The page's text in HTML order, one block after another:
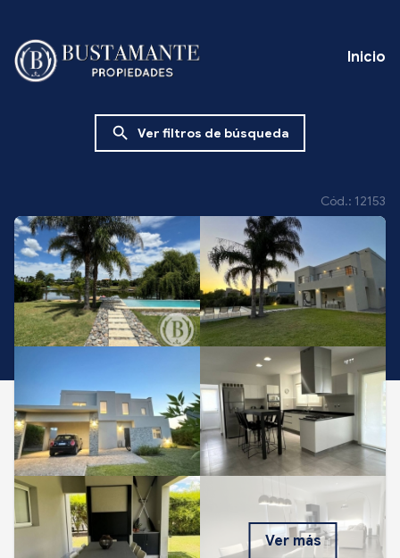
Inicio
search Ver filtros de búsqueda
Cód.: 12153
Ver más